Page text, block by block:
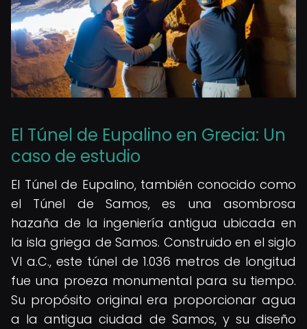
El Túnel de Eupalino en Grecia: Un
caso de estudio
El Túnel de Eupalino, también conocido como
el Túnel de Samos, es una asombrosa
hazaña de la ingeniería antigua ubicada en
la isla griega de Samos. Construido en el siglo
VI a.C., este túnel de 1.036 metros de longitud
fue una proeza monumental para su tiempo.
Su propósito original era proporcionar agua
a la antigua ciudad de Samos, y su diseño